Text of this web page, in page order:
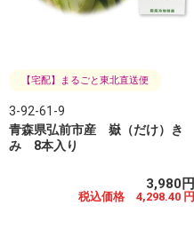
【宅配】まるごと東北直送便
3-92-61-9
青森県弘前市産 嶽（だけ）き
み 8本入り
3,980円
税込価格 4,298.40 円